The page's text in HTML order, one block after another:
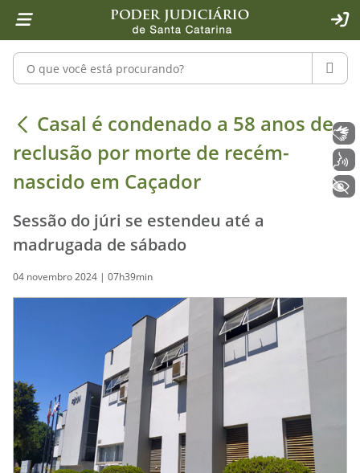
1 Ir para o conteúdo
2 Ir para a ferramenta de acessibilidade - Rybená
4 Ir para o menu principal
5 Ir para a pesquisa
6 Ir para o rodapé
7 Ir para a página inicial
Pesquisar no portal
Casal é condenado a 58 anos de
Casal é condenado a 58 anos de
reclusão por morte de recém-
nascido em Caçador
Sessão do júri se estendeu até a
madrugada de sábado
04 novembro 2024 | 07h39min
Libras
Voz